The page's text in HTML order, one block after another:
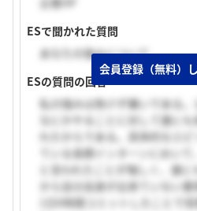
ESで聞かれた質問
あなたの強みについて
ESの質問の回答
私の強みは負けず嫌いである。
なにかやることに対して誰に
れたからである。具体的なエピ
ている長期インターンにおい
と言われたことが悔しく、誰
から自分自身が出来ていない
1日6時間コミットしたことで
会員登録（無料）